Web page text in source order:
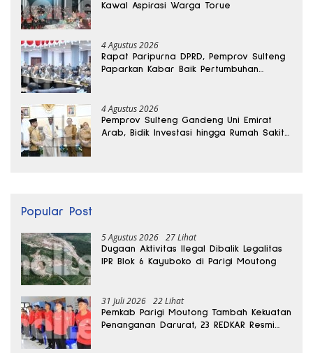
Kawal Aspirasi Warga Torue
4 Agustus 2026
Rapat Paripurna DPRD, Pemprov Sulteng
Paparkan Kabar Baik Pertumbuhan
4 Agustus 2026
Pemprov Sulteng Gandeng Uni Emirat
Arab, Bidik Investasi hingga Rumah Sakit
Popular Post
5 Agustus 2026 27 Lihat
Dugaan Aktivitas Ilegal Dibalik Legalitas
IPR Blok 6 Kayuboko di Parigi Moutong
31 Juli 2026 22 Lihat
Pemkab Parigi Moutong Tambah Kekuatan
Penanganan Darurat, 23 REDKAR Resmi